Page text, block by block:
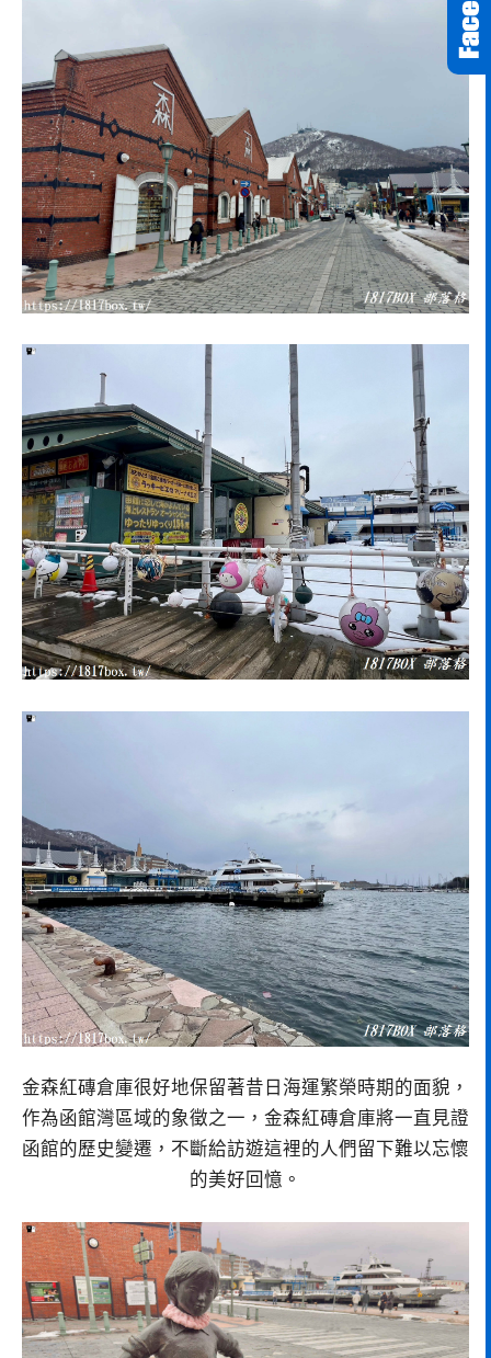
金森紅磚倉庫很好地保留著昔日海運繁榮時期的面貌，
作為函館灣區域的象徵之一，金森紅磚倉庫將一直見證
函館的歷史變遷，不斷給訪遊這裡的人們留下難以忘懷
的美好回憶。